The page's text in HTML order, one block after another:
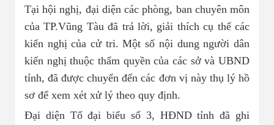
Tại hội nghị, đại diện các phòng, ban chuyên môn
của TP.Vũng Tàu đã trả lời, giải thích cụ thể các
kiến nghị của cử tri. Một số nội dung người dân
kiến nghị thuộc thẩm quyền của các sở và UBND
tỉnh, đã được chuyển đến các đơn vị này thụ lý hồ
sơ để xem xét xử lý theo quy định.
Đại diện Tổ đại biểu số 3, HĐND tỉnh đã ghi